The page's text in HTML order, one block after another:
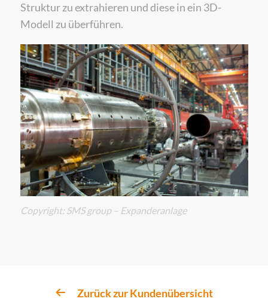
Struktur zu extrahieren und diese in ein 3D-
Modell zu überführen.
Copyright: SMS group – Expanderanlage
Zurück zur Kundenübersicht